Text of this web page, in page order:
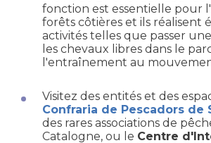
fonction est essentielle pour
forêts côtières et ils réalisent
activités telles que passer
les chevaux libres dans le
l'entraînement au
Visitez des entités et des
Confraria de Pescadors de
des rares associations de
Catalogne, ou le Centre